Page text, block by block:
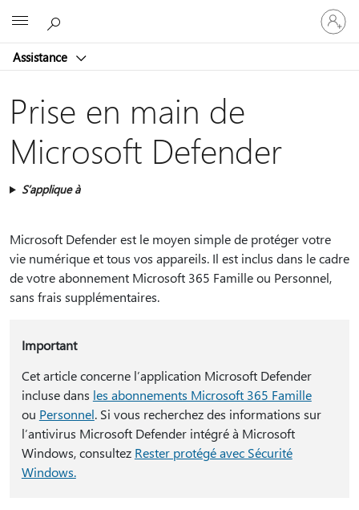
Assistance
vous
à
compte
Prise en main de
Microsoft Defender
S’applique à
Microsoft Defender est le moyen simple de protéger votre
vie numérique et tous vos appareils. Il est inclus dans le cadre
de votre abonnement Microsoft 365 Famille ou Personnel,
sans frais supplémentaires.
Important
Cet article concerne l’application Microsoft Defender
incluse dans les abonnements Microsoft 365 Famille
ou Personnel. Si vous recherchez des informations sur
l’antivirus Microsoft Defender intégré à Microsoft
Windows, consultez Rester protégé avec Sécurité
Windows.